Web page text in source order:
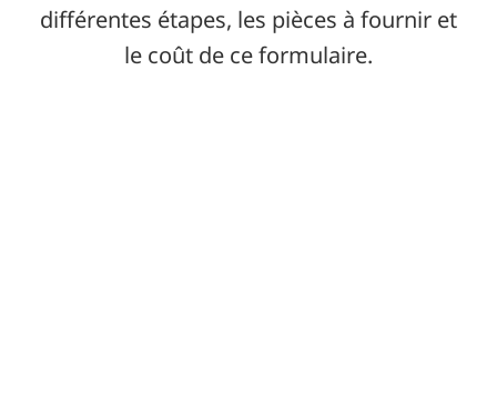
différentes étapes, les pièces à fournir et
le coût de ce formulaire.